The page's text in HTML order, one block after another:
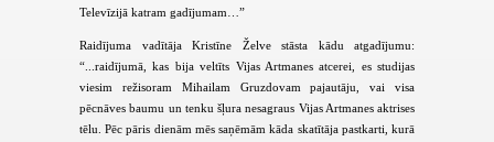
Televīzijā katram gadījumam…”
Raidījuma vadītāja Kristīne Želve stāsta kādu atgadījumu:
“...raidījumā, kas bija veltīts Vijas Artmanes atcerei, es studijas
viesim režisoram Mihailam Gruzdovam pajautāju, vai visa
pēcnāves baumu un tenku šļura nesagraus Vijas Artmanes aktrises
tēlu. Pēc pāris dienām mēs saņēmām kāda skatītāja pastkarti, kurā